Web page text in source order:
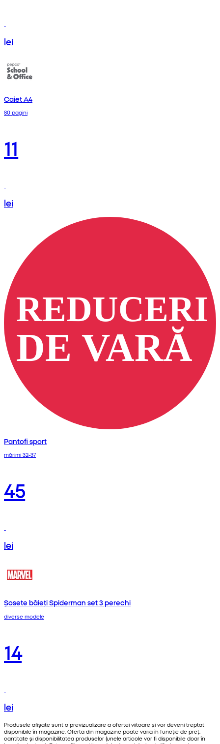
lei
Caiet A4
80 pagini
11
lei
Pantofi sport
mărimi 32-37
45
lei
Șosete băieți Spiderman set 3 perechi
diverse modele
14
lei
Produsele afișate sunt o previzualizare a ofertei viitoare și vor deveni treptat
disponibile în magazine. Oferta din magazine poate varia în funcție de preț,
cantitate și disponibilitatea produselor (unele articole vor fi disponibile doar în